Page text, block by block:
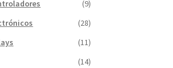
(9)
(28)
(11)
(14)